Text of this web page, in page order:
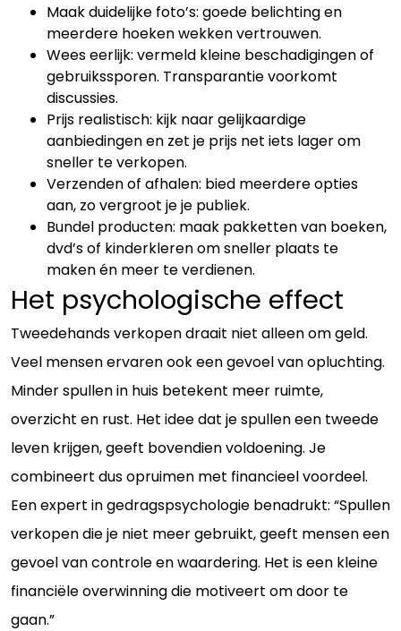
Maak duidelijke foto’s: goede belichting en
meerdere hoeken wekken vertrouwen.
Wees eerlijk: vermeld kleine beschadigingen of
gebruikssporen. Transparantie voorkomt
discussies.
Prijs realistisch: kijk naar gelijkaardige
aanbiedingen en zet je prijs net iets lager om
sneller te verkopen.
Verzenden of afhalen: bied meerdere opties
aan, zo vergroot je je publiek.
Bundel producten: maak pakketten van boeken,
dvd’s of kinderkleren om sneller plaats te
maken én meer te verdienen.
Het psychologische effect
Tweedehands verkopen draait niet alleen om geld.
Veel mensen ervaren ook een gevoel van opluchting.
Minder spullen in huis betekent meer ruimte,
overzicht en rust. Het idee dat je spullen een tweede
leven krijgen, geeft bovendien voldoening. Je
combineert dus opruimen met financieel voordeel.
Een expert in gedragspsychologie benadrukt: “Spullen
verkopen die je niet meer gebruikt, geeft mensen een
gevoel van controle en waardering. Het is een kleine
financiële overwinning die motiveert om door te
gaan.”